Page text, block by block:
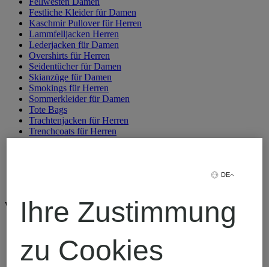
Festliche Kleider für Damen
Kaschmir Pullover für Herren
Lammfelljacken Herren
Lederjacken für Damen
Overshirts für Herren
Seidentücher für Damen
Skianzüge für Damen
Smokings für Herren
Sommerkleider für Damen
Tote Bags
Trachtenjacken für Herren
Trenchcoats für Herren
Weitere Marken
Buena Vista
BURBERRY Jacken
DE
Ihre Zustimmung
zu Cookies